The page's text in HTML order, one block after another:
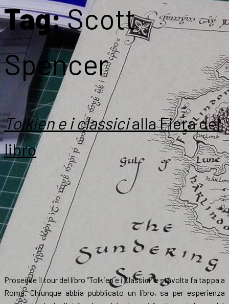
Tag:Scott
Spencer
Tolkien e i classicialla Fiera del
libro
Prosegue il tour del libro “Tolkien e i Classici” e stavolta fa tappa a
Roma. Chiunque abbia pubblicato un libro, sa per esperienza